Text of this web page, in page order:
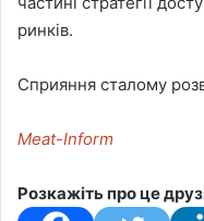
ринків.
Сприяння сталому
Meat-Inform
Розкажіть про це